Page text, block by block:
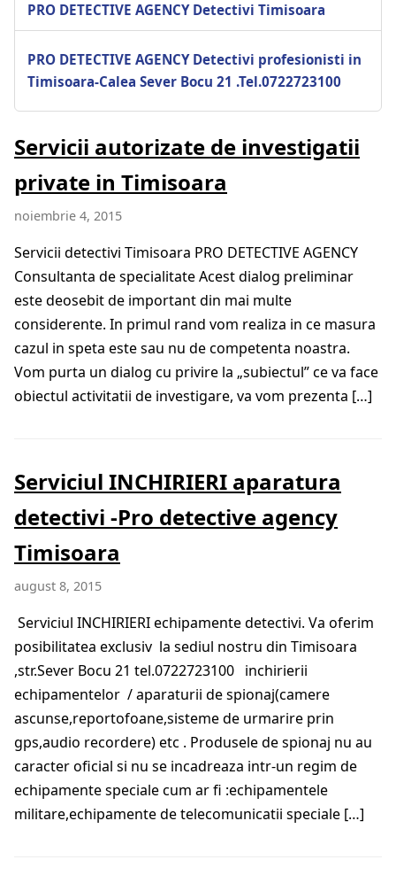
PRO DETECTIVE AGENCY Detectivi Timisoara
PRO DETECTIVE AGENCY Detectivi profesionisti in
Timisoara-Calea Sever Bocu 21 .Tel.0722723100
Servicii autorizate de investigatii
private in Timisoara
noiembrie 4, 2015
Servicii detectivi Timisoara PRO DETECTIVE AGENCY
Consultanta de specialitate Acest dialog preliminar
este deosebit de important din mai multe
considerente. In primul rand vom realiza in ce masura
cazul in speta este sau nu de competenta noastra.
Vom purta un dialog cu privire la „subiectul” ce va face
obiectul activitatii de investigare, va vom prezenta […]
Serviciul INCHIRIERI aparatura
detectivi -Pro detective agency
Timisoara
august 8, 2015
Serviciul INCHIRIERI echipamente detectivi. Va oferim
posibilitatea exclusiv la sediul nostru din Timisoara
,str.Sever Bocu 21 tel.0722723100 inchirierii
echipamentelor / aparaturii de spionaj(camere
ascunse,reportofoane,sisteme de urmarire prin
gps,audio recordere) etc . Produsele de spionaj nu au
caracter oficial si nu se incadreaza intr-un regim de
echipamente speciale cum ar fi :echipamentele
militare,echipamente de telecomunicatii speciale […]